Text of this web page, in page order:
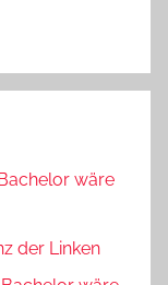
wäre
der Linken